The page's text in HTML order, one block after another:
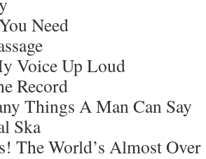
Need
Voice Up Loud
Record
Things A Man Can Say
Ska
The World’s Almost Over